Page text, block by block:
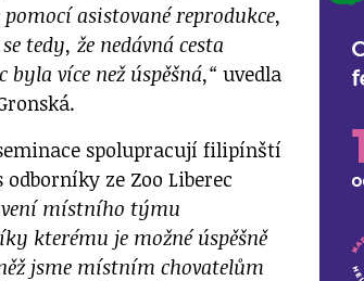
asistované reprodukce,
tedy, že nedávná cesta
byla více než úspěšná,“ uvedla
spolupracují filipínští
odborníky ze Zoo Liberec
místního týmu
kterému je možné úspěšně
jsme místním chovatelům